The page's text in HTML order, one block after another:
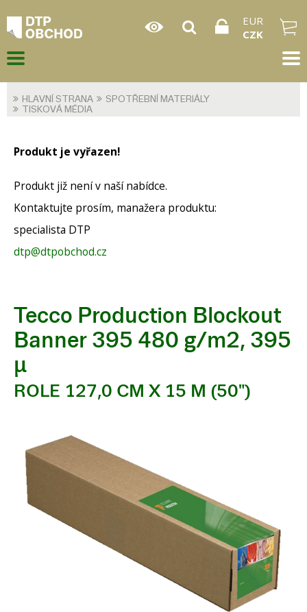
EUR
CZK
HLAVNÍ STRANA
SPOTŘEBNÍ MATERIÁLY
TISKOVÁ MÉDIA
Produkt je vyřazen!
Produkt již není v naší nabídce.
Kontaktujte prosím, manažera produktu:
specialista DTP
dtp@dtpobchod.cz
Tecco Production Blockout
Banner 395 480 g/m2, 395
µ
ROLE 127,0 CM X 15 M (50")